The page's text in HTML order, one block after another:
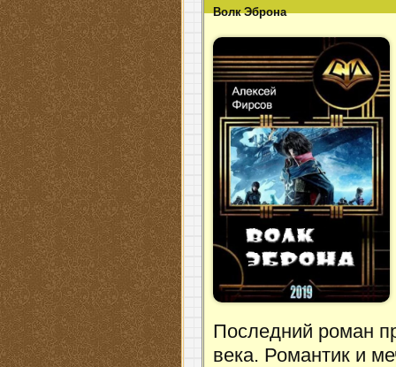
Волк Эброна
Последний роман
века. Романтик и